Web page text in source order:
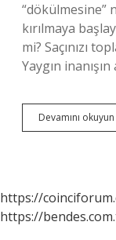
“dökülmesine”
kırılmaya
mi? Saçınızı
Yaygın inanışın
Devamını okuyun
https://
https://